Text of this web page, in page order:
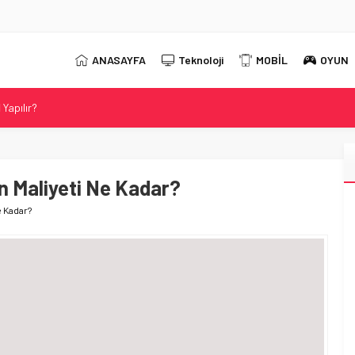
ANASAYFA Teknoloji MOBİL OYUN
Güncel DNS Listesi
Evnia Oyun Monitörünü Tanıttı
Maliyeti Ne Kadar?
Kadar?